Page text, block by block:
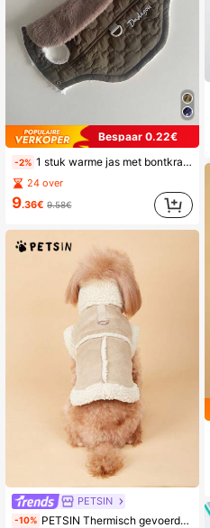
Bespaar 0.22€
-2% 1 stuk warme jas met bontkraag en riem voor huisdieren, geschikt voor herfst/winter
24 over
9.36€ 9.58€
PETSIN
-10% PETSIN Thermisch gevoerde herfst/winter warme huisdier vest jas, ondiep bruin, voor katten en honden